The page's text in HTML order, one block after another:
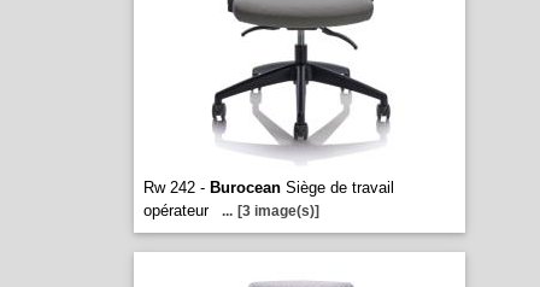
Rw 242 - BuroceanSiège de travail
opérateur
... [3 image(s)]